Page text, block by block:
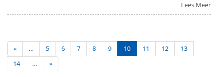
Lees Meer
« … 5 6 7 8 9 10 11 12
13
14
… »